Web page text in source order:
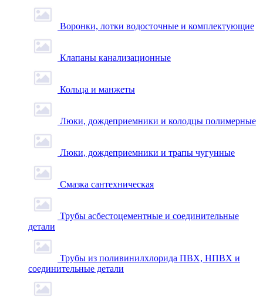
Воронки, лотки водосточные и комплектующие
Клапаны канализационные
Кольца и манжеты
Люки, дождеприемники и колодцы полимерные
Люки, дождеприемники и трапы чугунные
Смазка сантехническая
Трубы асбестоцементные и соединительные
детали
Трубы из поливинилхлорида ПВХ, НПВХ и
соединительные детали